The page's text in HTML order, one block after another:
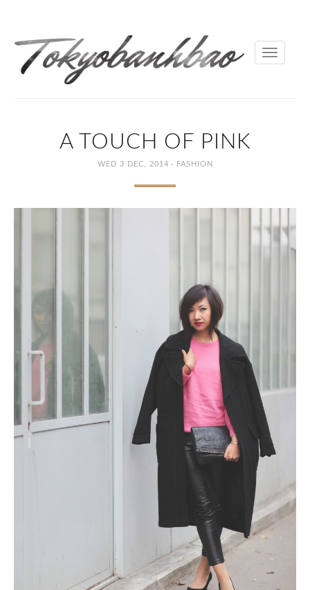
Toggle
A TOUCH OF PINK
WED 3 DEC, 2014 · FASHION